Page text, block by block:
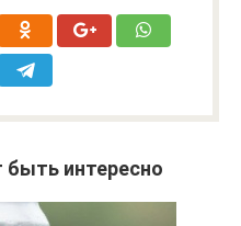
интересно